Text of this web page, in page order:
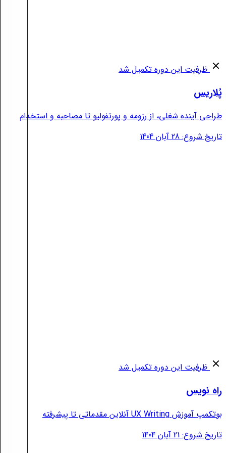
ظرفیت این دوره تکمیل شد
پُلاریس
طراحی آینده شغلی، از رزومه و پورتفولیو تا مصاحبه و استخدام
تاریخ شروع: 28 آبان 1404
ظرفیت این دوره تکمیل شد
راه نویس
بوتکمپ آموزش UX Writing آنلاین مقدماتی تا پیشرفته
تاریخ شروع: 21 آبان 1404